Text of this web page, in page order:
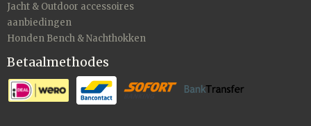
Jacht & Outdoor accessoires
aanbiedingen
Honden Bench & Nachthokken
Betaalmethodes